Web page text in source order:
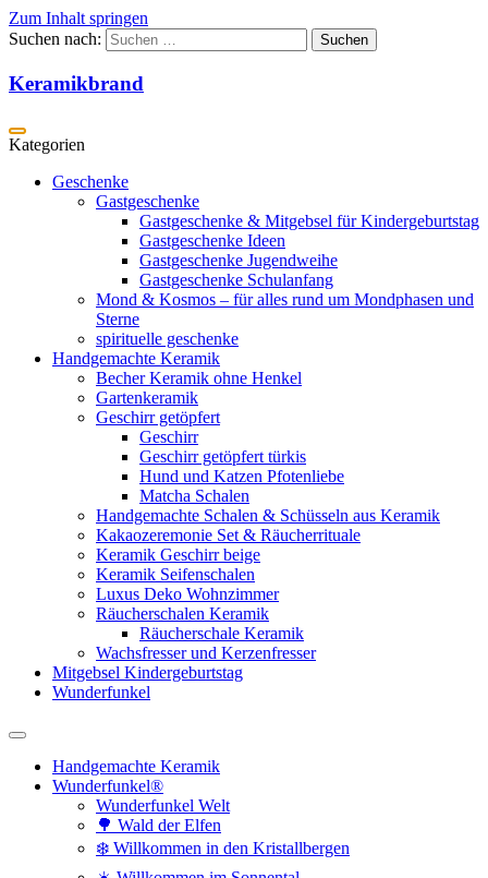
Zum Inhalt springen
Suchen nach:
Keramikbrand
Geschenke
Gastgeschenke
Gastgeschenke & Mitgebsel für Kindergeburtstag
Gastgeschenke Ideen
Gastgeschenke Jugendweihe
Gastgeschenke Schulanfang
Mond & Kosmos – für alles rund um Mondphasen und
Sterne
spirituelle geschenke
Handgemachte Keramik
Becher Keramik ohne Henkel
Gartenkeramik
Geschirr getöpfert
Geschirr
Geschirr getöpfert türkis
Hund und Katzen Pfotenliebe
Matcha Schalen
Handgemachte Schalen & Schüsseln aus Keramik
Kakaozeremonie Set & Räucherrituale
Keramik Geschirr beige
Keramik Seifenschalen
Luxus Deko Wohnzimmer
Räucherschalen Keramik
Räucherschale Keramik
Wachsfresser und Kerzenfresser
Mitgebsel Kindergeburtstag
Wunderfunkel
Handgemachte Keramik
Wunderfunkel®
Wunderfunkel Welt
🌳 Wald der Elfen
❄️ Willkommen in den Kristallbergen